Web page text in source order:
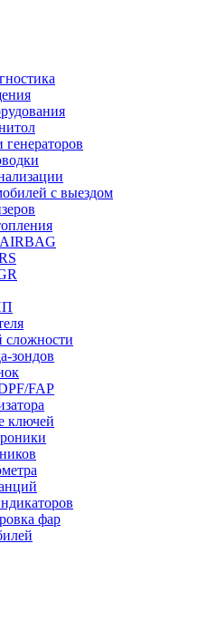
генераторов
с выездом
AIRBAG
зондов
FAP
ключей
фар